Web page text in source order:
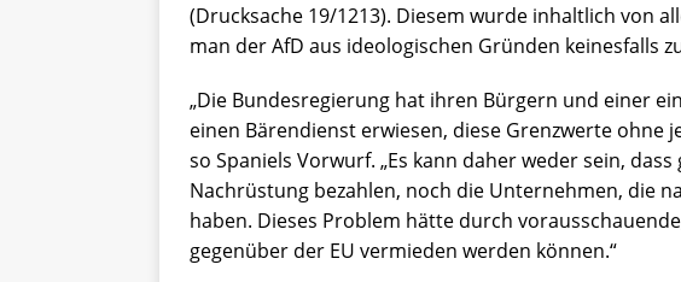
(Drucksache 19/1213). Diesem wurde inhaltlich von
man der AfD aus ideologischen Gründen keinesfalls
„Die Bundesregierung hat ihren Bürgern und einer
einen Bärendienst erwiesen, diese Grenzwerte ohne
so Spaniels Vorwurf. „Es kann daher weder sein,
Nachrüstung bezahlen, noch die Unternehmen, die
haben. Dieses Problem hätte durch
gegenüber der EU vermieden werden können.“